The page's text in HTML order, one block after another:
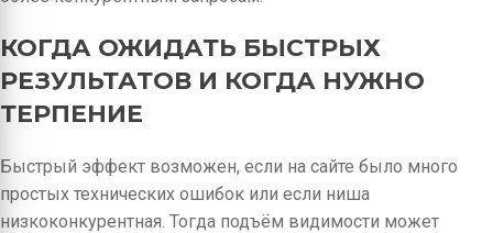
КОГДА ОЖИДАТЬ БЫСТРЫХ
РЕЗУЛЬТАТОВ И КОГДА НУЖНО
ТЕРПЕНИЕ
Быстрый эффект возможен, если на сайте было много
простых технических ошибок или если ниша
низкоконкурентная. Тогда подъём видимости может